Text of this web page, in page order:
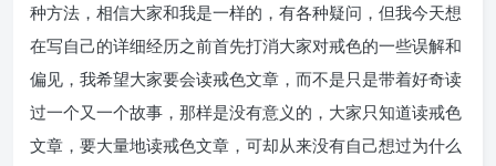
种方法，相信大家和我是一样的，有各种疑问，但我今天想
在写自己的详细经历之前首先打消大家对戒色的一些误解和
偏见，我希望大家要会读戒色文章，而不是只是带着好奇读
过一个又一个故事，那样是没有意义的，大家只知道读戒色
文章，要大量地读戒色文章，可却从来没有自己想过为什么